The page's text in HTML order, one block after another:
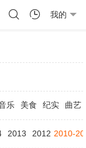
我的
乐 美食 纪实 曲艺
2013 2012 2010-